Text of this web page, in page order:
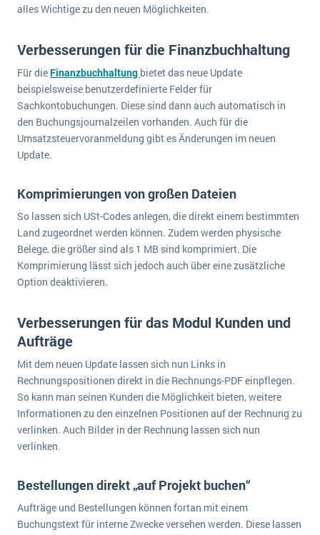
Maschinenbau
NGO
Lebensmittelindustrie
Logistik
Produktion
Textil und Mode
Vermietung
Versorgung
Ein WMS implementieren: Das sind die 6
wichtigsten Punkte, die es zu beachten gilt
Service Level Agreements (SLA) und ERP: Was muss man wissen?
Digitale Arbeitsaufträge in Ihrem ERP- oder FSM-System: clever und effizient
MEHR ÜBER ERP-SOFTWARE
ERP News
SAP übernimmt Reltio für eine bessere
Datenintegration
Die „SaaSpocalypse“: Was ist das und was bedeutet es für die Zukunft von Unternehmenssoftware?
SAP investiert mit zwei strategischen Übernahmen in Enterprise-KI
ERP-Trends in der Produktion
NACHRICHTENARCHIV
alles Wichtige zu den neuen Möglichkeiten.
Verbesserungen für die Finanzbuchhaltung
Für die Finanzbuchhaltung bietet das neue Update
beispielsweise benutzerdefinierte Felder für
Sachkontobuchungen. Diese sind dann auch automatisch in
den Buchungsjournalzeilen vorhanden. Auch für die
Umsatzsteuervoranmeldung gibt es Änderungen im neuen
Update.
Komprimierungen von großen Dateien
So lassen sich USt-Codes anlegen, die direkt einem bestimmten
Land zugeordnet werden können. Zudem werden physische
Belege, die größer sind als 1 MB sind komprimiert. Die
Komprimierung lässt sich jedoch auch über eine zusätzliche
Option deaktivieren.
Verbesserungen für das Modul Kunden und
Aufträge
Mit dem neuen Update lassen sich nun Links in
Rechnungspositionen direkt in die Rechnungs-PDF einpflegen.
So kann man seinen Kunden die Möglichkeit bieten, weitere
Informationen zu den einzelnen Positionen auf der Rechnung zu
verlinken. Auch Bilder in der Rechnung lassen sich nun
verlinken.
Bestellungen direkt „auf Projekt buchen“
Aufträge und Bestellungen können fortan mit einem
Buchungstext für interne Zwecke versehen werden. Diese lassen